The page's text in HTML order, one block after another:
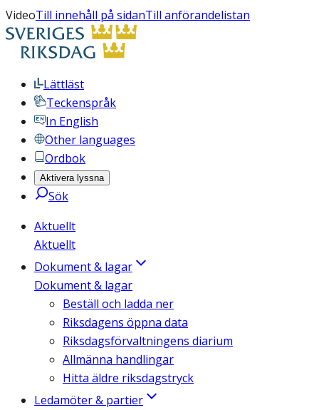
VideoTill innehåll på sidanTill anförandelistan
Lättläst
Teckenspråk
In English
Other languages
Ordbok
Aktivera lyssna
Sök
Aktuellt
Aktuellt
Dokument & lagar
Dokument & lagar
Beställ och ladda ner
Riksdagens öppna data
Riksdagsförvaltningens diarium
Allmänna handlingar
Hitta äldre riksdagstryck
Ledamöter & partier